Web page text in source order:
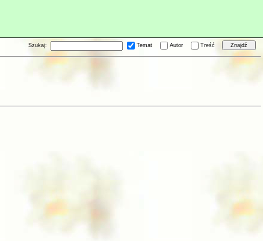
Szukaj: Temat Autor Treść